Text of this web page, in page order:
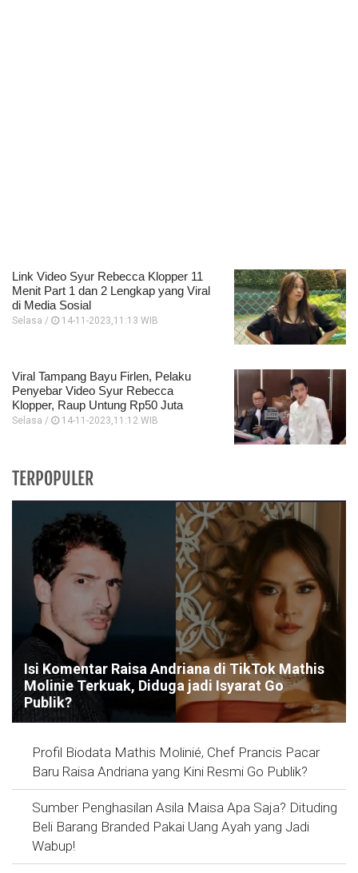
Link Video Syur Rebecca Klopper 11
Menit Part 1 dan 2 Lengkap yang Viral
di Media Sosial
Selasa / 14-11-2023,11:13 WIB
Viral Tampang Bayu Firlen, Pelaku
Penyebar Video Syur Rebecca
Klopper, Raup Untung Rp50 Juta
Selasa / 14-11-2023,11:12 WIB
TERPOPULER
Isi Komentar Raisa Andriana di TikTok Mathis
Molinie Terkuak, Diduga jadi Isyarat Go
Publik?
Profil Biodata Mathis Molinié, Chef Prancis Pacar
Baru Raisa Andriana yang Kini Resmi Go Publik?
Sumber Penghasilan Asila Maisa Apa Saja? Dituding
Beli Barang Branded Pakai Uang Ayah yang Jadi
Wabup!